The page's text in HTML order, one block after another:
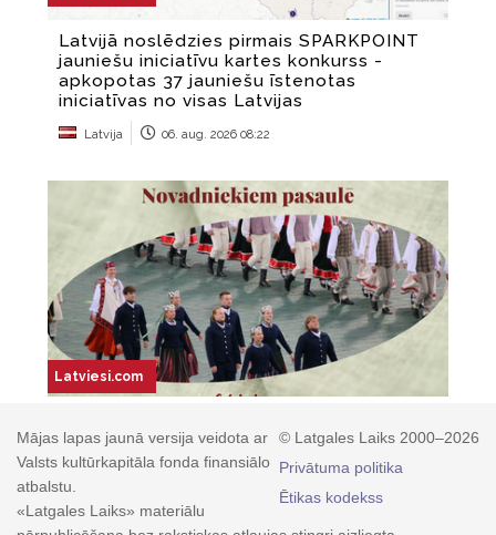
© Latgales Laiks 2000–2026
Privātuma politika
Ētikas kodekss
Mājas lapas jaunā versija veidota ar
Valsts kultūrkapitāla fonda finansiālo
atbalstu.
«Latgales Laiks» materiālu